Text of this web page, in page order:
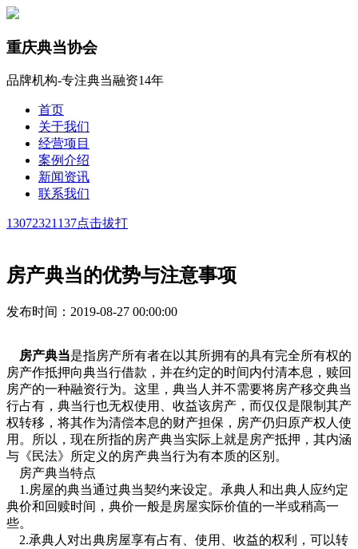
重庆典当协会
品牌机构-专注典当融资14年
首页
关于我们
经营项目
案例介绍
新闻资讯
联系我们
13072321137点击拔打
房产典当的优势与注意事项
发布时间：2019-08-27 00:00:00
房产典当是指房产所有者在以其所拥有的具有完全所有权的
房产作抵押向典当行借款，并在约定的时间内付清本息，赎回
房产的一种融资行为。这里，典当人并不需要将房产移交典当
行占有，典当行也无权使用、收益该房产，而仅仅是限制其产
权转移，将其作为清偿本息的财产担保，房产仍归原产权人使
用。所以，现在所指的房产典当实际上就是房产抵押，其内涵
与《民法》所定义的房产典当行为有本质的区别。
房产典当特点
1.房屋的典当通过典当契约来设定。承典人和出典人应约定
典价和回赎时间，典价一般是房屋实际价值的一半或稍高一
些。
2.承典人对出典房屋享有占有、使用、收益的权利，可以转